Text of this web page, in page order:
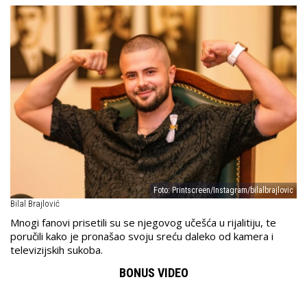
Foto: Printscreen/Instagram/bilalbrajlovic
Bilal Brajlović
Mnogi fanovi prisetili su se njegovog učešća u rijalitiju, te
poručili kako je pronašao svoju sreću daleko od kamera i
televizijskih sukoba.
BONUS VIDEO